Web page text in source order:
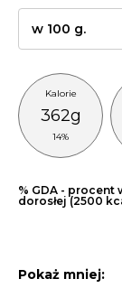
Kalorie
362g
14%
% GDA -
dorosłej (2500
Pokaż mniej: